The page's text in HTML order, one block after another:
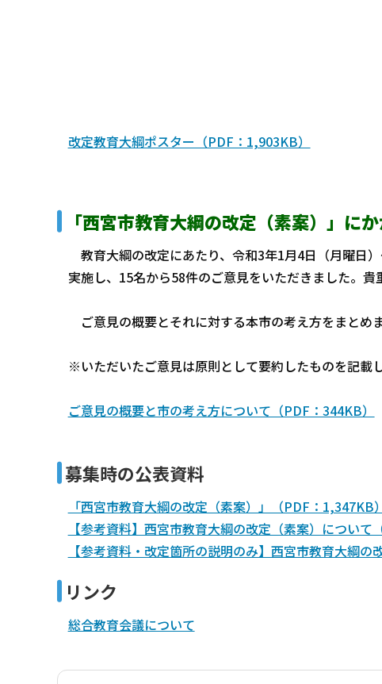
改定教育大綱ポスター（PDF：1,903KB）
「西宮市教育大綱の改定（素案）」に
教育大綱の改定にあたり、令和3年1月4日（月曜日
実施し、15名から58件のご意見をいただきました。貴
ご意見の概要とそれに対する本市の考え方をまとめ
※いただいたご意見は原則として要約したものを記載し
ご意見の概要と市の考え方について（PDF：344KB）
募集時の公表資料
「西宮市教育大綱の改定（素案）」（PDF：1,347KB）
【参考資料】西宮市教育大綱の改定（素案）について
【参考資料・改定箇所の説明のみ】西宮市教育大綱の
リンク
総合教育会議について